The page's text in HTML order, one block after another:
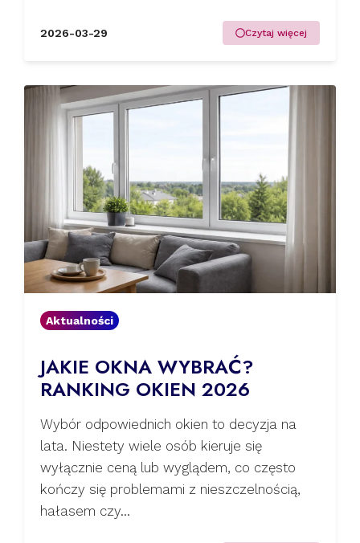
2026-03-29 Czytaj więcej
Aktualności
JAKIE OKNA WYBRAĆ?
RANKING OKIEN 2026
Wybór odpowiednich okien to decyzja na
lata. Niestety wiele osób kieruje się
wyłącznie ceną lub wyglądem, co często
kończy się problemami z nieszczelnością,
hałasem czy...